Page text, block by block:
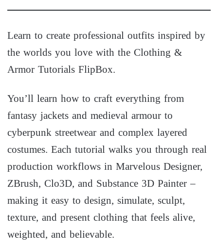
Learn to create professional outfits inspired by
the worlds you love with the Clothing &
Armor Tutorials FlipBox.
You’ll learn how to craft everything from
fantasy jackets and medieval armour to
cyberpunk streetwear and complex layered
costumes. Each tutorial walks you through real
production workflows in Marvelous Designer,
ZBrush, Clo3D, and Substance 3D Painter –
making it easy to design, simulate, sculpt,
texture, and present clothing that feels alive,
weighted, and believable.